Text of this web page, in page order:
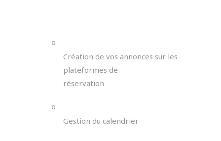
o
Création de vos annonces sur les
plateformes de
réservation
o
Gestion du calendrier